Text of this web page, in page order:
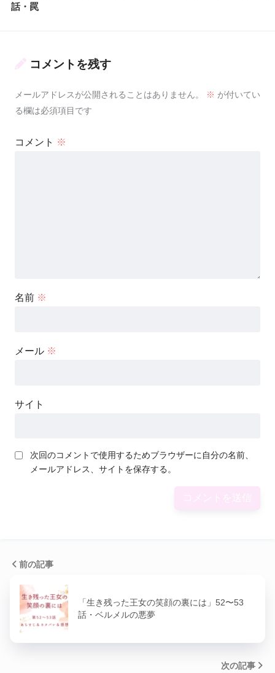
話・罠
コメントを残す
メールアドレスが公開されることはありません。 ※ が付いてい
る欄は必須項目です
コメント ※
名前 ※
メール ※
サイト
次回のコメントで使用するためブラウザーに自分の名前、
メールアドレス、サイトを保存する。
前の記事
「生き残った王女の笑顔の裏には」52〜53
話・ベルメルの悪夢
次の記事